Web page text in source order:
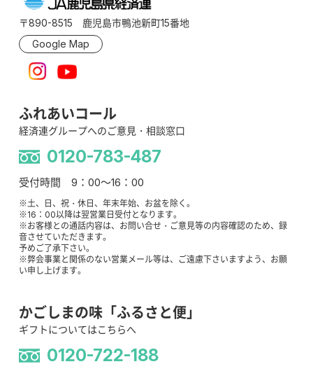
〒890-8515 鹿児島市鴨池新町15番地
Google Map
ふれあいコール
経済連グループへのご意見・相談窓口
0120-783-487
受付時間 9：00～16：00
※土、日、祝・休日、年末年始、お盆を除く。
※16：00以降は翌営業日受付となります。
※お客様との通話内容は、お問い合せ・ご意見等の内容確認のため、録
音させていただきます。
予めご了承下さい。
※弊会事業と関係のない営業メール等は、ご遠慮下さいますよう、お願
い申し上げます。
かごしまの味「ふるさと便」
ギフトについてはこちらへ
0120-722-188